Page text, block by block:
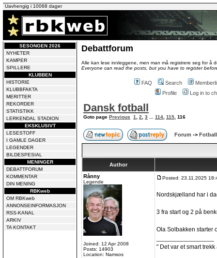
Uavhengig i 10068 dager
SESONGEN 2026
NYHETER
KAMPER
SPILLERE
KLUBBEN
HISTORIE
KLUBBFAKTA
MERITTER
REKORDER
STATISTIKK
LERKENDAL STADION
EKSKLUSIVT
LESESTOFF
I GAMLE DAGER
LEGENDER
BILDESPESIAL
MENINGER
DEBATTFORUM
KOMMENTAR
DIN MENING
RBKweb
OM RBKweb
ANNONSEINFORMASJON
RSS-KANAL
ARKIV
TA KONTAKT
Debattforum
Alle kan lese innleggene, men man må registrere seg for å
Everyone can read the posts, but you have to register
FAQ Search
Profile
Log in to
Dansk fotball
Goto page Previous 1 2 3 114 115 116
Forum ->
Author
Rånny
Legende
Joined: 12 Apr 2008
Posts: 14903
Location: Namsos
Posted: 23.11.2025
Nordskjælland har i
3 fra start og 2 på
Ola Solbakken starter
" Det var et smart